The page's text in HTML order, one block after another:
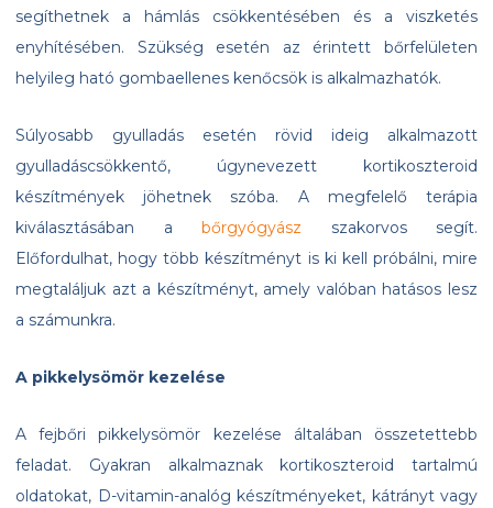
segíthetnek a hámlás csökkentésében és a viszketés
enyhítésében. Szükség esetén az érintett bőrfelületen
helyileg ható gombaellenes kenőcsök is alkalmazhatók.
Súlyosabb gyulladás esetén rövid ideig alkalmazott
gyulladáscsökkentő, úgynevezett kortikoszteroid
készítmények jöhetnek szóba. A megfelelő terápia
kiválasztásában a
bőrgyógyász szakorvos segít.
Előfordulhat, hogy több készítményt is ki kell próbálni, mire
megtaláljuk azt a készítményt, amely valóban hatásos lesz
a számunkra.
A pikkelysömör kezelése
A fejbőri pikkelysömör kezelése általában összetettebb
feladat. Gyakran alkalmaznak kortikoszteroid tartalmú
oldatokat, D-vitamin-analóg készítményeket, kátrányt vagy